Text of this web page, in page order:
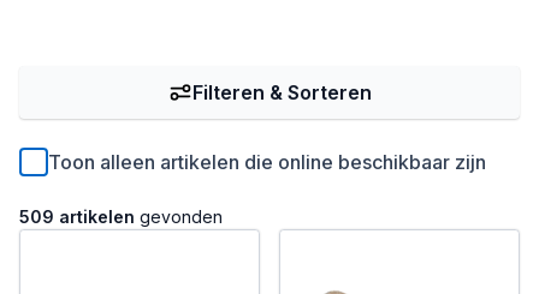
Toon alleen artikelen die online beschikbaar zijn
509 artikelen gevonden
Filteren & Sorteren